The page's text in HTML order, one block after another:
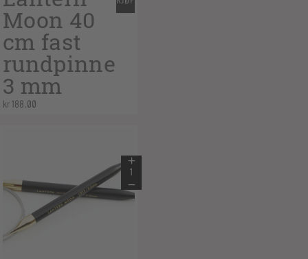
Moon 40
cm fast
rundpinne
3 mm
kr188,00